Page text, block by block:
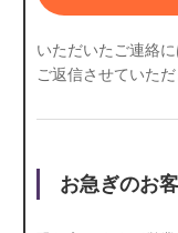
いただいたご連絡
ご返信させていた
お急ぎのお